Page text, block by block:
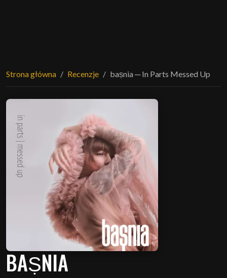
Strona główna Recenzje baṣnia ─ In Parts Messed Up
BAṢNIA